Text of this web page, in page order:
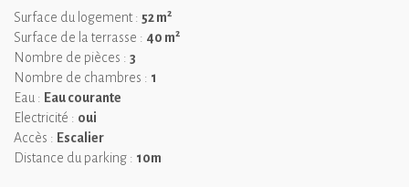
déconnexion… et à la reconnexion à deux.
Dormez dans un lit géant façon cabane perchée, prélassez-vous
sur unfilet suspendu
espace repas entièrement habillé de matériaux nobles. Le
jacuzzi privatif, enveloppé de lumière douce, vous attend pour
un moment de détente absolue. Chaque recoin de la suite a été
conçu pour éveiller les sens, entre
de gamme et surprises sensorielles.
Surface du logement : 52 m2
Surface de la terrasse : 40 m2
Nombre de pièces : 3
Nombre de chambres : 1
Eau : Eau courante
Electricité : oui
Accès : Escalier
Distance du parking : 10m